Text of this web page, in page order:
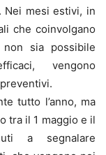
Nei mesi estivi, in
che coinvolgano
sia possibile
vengono
tutto l’anno, ma
tra il 1 maggio e il
a segnalare